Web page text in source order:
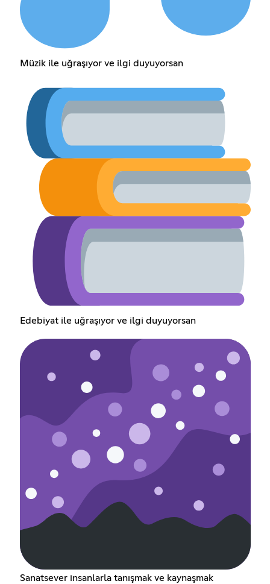
Müzik ile uğraşıyor ve ilgi duyuyorsan
Edebiyat ile uğraşıyor ve ilgi duyuyorsan
Sanatsever insanlarla tanışmak ve kaynaşmak